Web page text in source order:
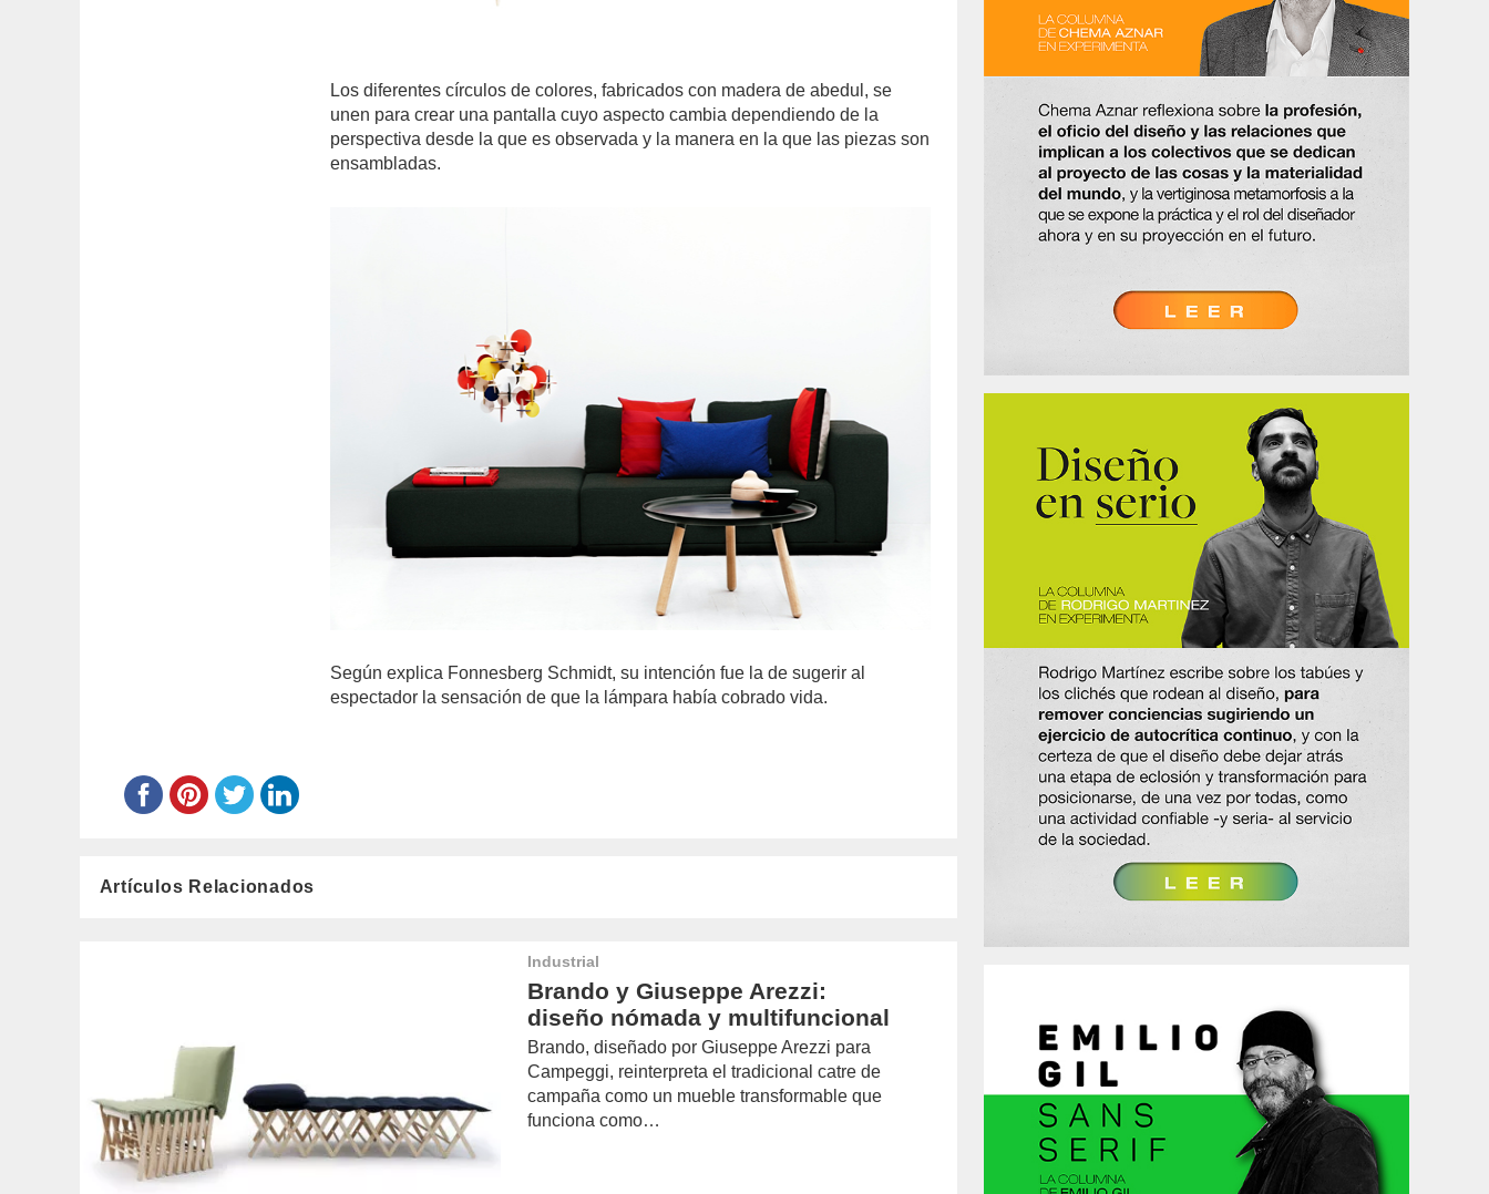
Los diferentes círculos de colores, fabricados con madera de abedul, se
unen para crear una pantalla cuyo aspecto cambia dependiendo de la
perspectiva desde la que es observada y la manera en la que las piezas son
ensambladas.
Según explica Fonnesberg Schmidt, su intención fue la de sugerir al
espectador la sensación de que la lámpara había cobrado vida.
Artículos Relacionados
Industrial
Brando y Giuseppe Arezzi:
diseño nómada y multifuncional
Brando, diseñado por Giuseppe Arezzi para
Campeggi, reinterpreta el tradicional catre de
campaña como un mueble transformable que
funciona como…